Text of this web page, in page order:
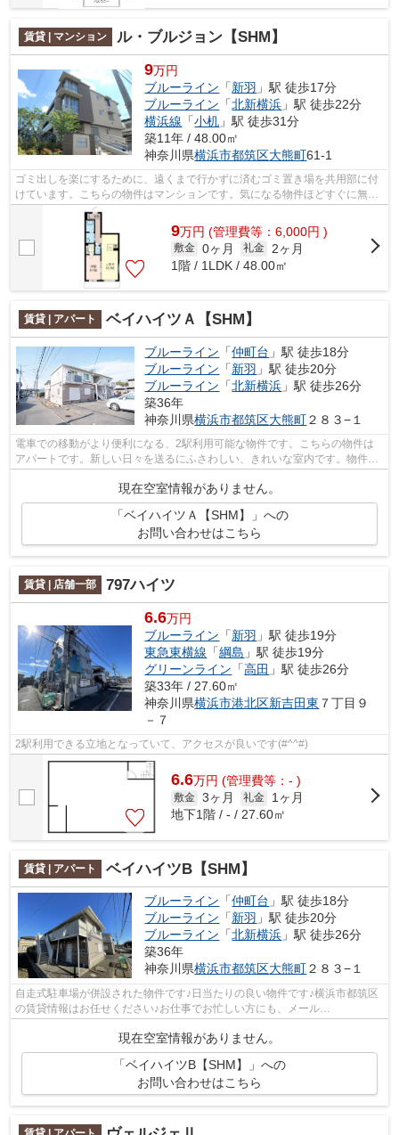
賃貸 | マンション ル・ブルジョン【SHM】
9万円
ブルーライン 「新羽 」駅 徒歩17分
ブルーライン 「北新横浜 」駅 徒歩22分
横浜線 「小机 」駅 徒歩31分
築11年 / 48.00㎡
神奈川県横浜市都筑区大熊町61-1
ゴミ出しを楽にするために、遠くまで行かずに済むゴミ置き場を共用部に付
けています。こちらの物件はマンションです。気になる物件ほどすぐに無く
なってしまいます。出来るだけお早目...
9万円 (管理費等：6,000円 )
敷金 0ヶ月 礼金
2ヶ月
1階 / 1LDK / 48.00㎡
賃貸 | アパート ベイハイツＡ【SHM】
ブルーライン 「仲町台 」駅 徒歩18分
ブルーライン 「新羽 」駅 徒歩20分
ブルーライン 「北新横浜 」駅 徒歩26分
築36年
神奈川県横浜市都筑区大熊町２８３−１
電車での移動がより便利になる、2駅利用可能な物件です。こちらの物件は
アパートです。新しい日々を送るにふさわしい、きれいな室内です。物件探
現在空室情報がありません。
「ベイハイツＡ【SHM】」への
お問い合わせはこちら
賃貸 | 店舗一部 797ハイツ
6.6万円
ブルーライン 「新羽 」駅 徒歩19分
東急東横線 「綱島 」駅 徒歩19分
グリーンライン 「高田 」駅 徒歩26分
築33年 / 27.60㎡
神奈川県横浜市港北区新吉田東 ７丁目９
－７
2駅利用できる立地となっていて、アクセスが良いです(#^^#)
6.6万円 (管理費等：- )
敷金 3ヶ月 礼金
1ヶ月
地下1階 / - / 27.60㎡
賃貸 | アパート ベイハイツB【SHM】
ブルーライン 「仲町台 」駅 徒歩18分
ブルーライン 「新羽 」駅 徒歩20分
ブルーライン 「北新横浜 」駅 徒歩26分
築36年
神奈川県横浜市都筑区大熊町２８３−１
自走式駐車場が併設された物件です♪日当たりの良い物件です♪横浜市都筑区
の賃貸情報はお任せください♪お仕事でお忙しい方にも、メール
<urbanshop@urbankk.com>からのお問い合わ...
現在空室情報がありません。
「ベイハイツB【SHM】」への
お問い合わせはこちら